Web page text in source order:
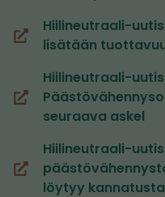
ikkunaan,
siirryt
toiseen
palveluun)
Hiilineutraali-
lisätään
(avautuu
ikkunaan,
siirryt
toiseen
palveluun)
Hiilineutraali-
seuraava askel
(avautuu
uuteen
ikkunaan,
siirryt
toiseen
Hiilineutraali-
löytyy kannatusta
(avautuu